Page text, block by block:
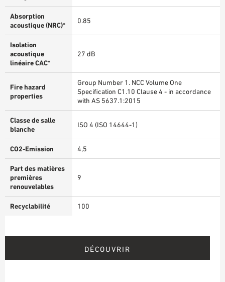
Absorption
acoustique (NRC)*
0.85
Isolation
acoustique
linéaire CAC*
27 dB
Fire hazard
properties
Group Number 1. NCC Volume One
Specification C1.10 Clause 4 - in accordance
with AS 5637.1:2015
Classe de salle
blanche
ISO 4 (ISO 14644-1)
CO2-Emission 4,5
Part des matières
premières
renouvelables
9
Recyclabilité 100
DÉCOUVRIR